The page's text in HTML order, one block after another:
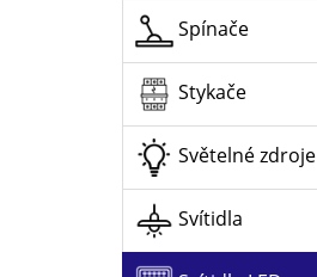
Spínače
Stykače
Světelné zdroje
Svítidla